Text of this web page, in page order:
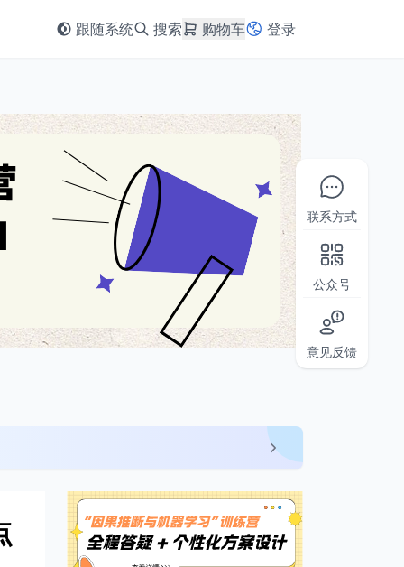
跟随系统 搜索 购物车 登录
联系方式
公众号
意见反馈